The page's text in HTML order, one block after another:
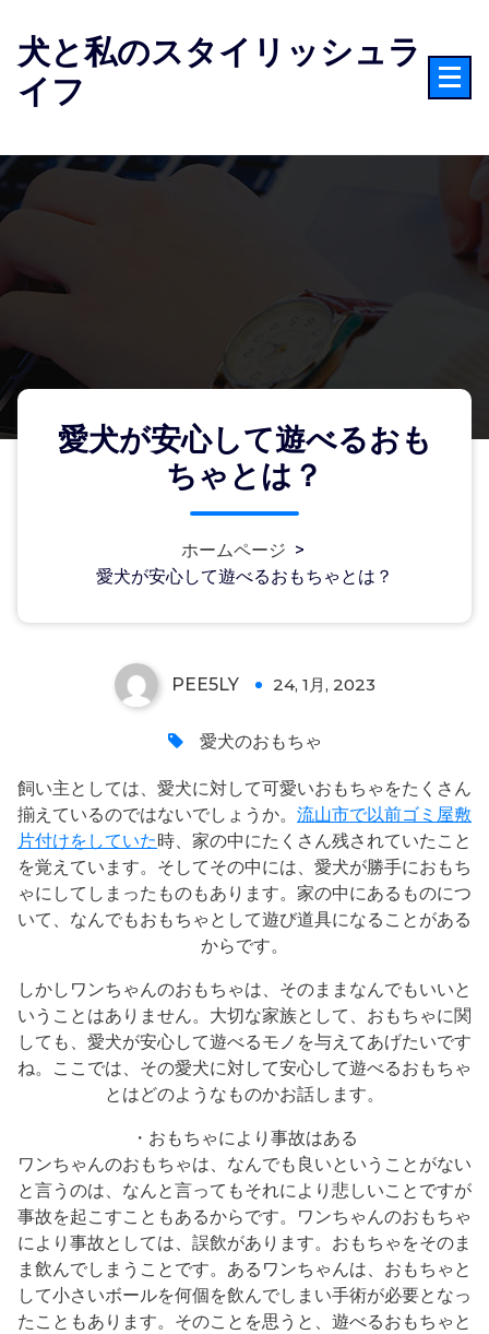
ス
ッ
犬と私のスタイリッシュラ
イフ
愛犬が安心して遊べるおも
ちゃとは？
ホームページ >
愛犬が安心して遊べるおもちゃとは？
愛犬が安心して遊べるおもちゃと
は？
PEE5LY 24, 1月, 2023
愛犬のおもちゃ
飼い主としては、愛犬に対して可愛いおもちゃをたくさん
揃えているのではないでしょうか。 流山市で以前ゴミ屋敷
片付けをしていた時、家の中にたくさん残されていたこと
を覚えています。そしてその中には、愛犬が勝手におもち
ゃにしてしまったものもあります。家の中にあるものにつ
いて、なんでもおもちゃとして遊び道具になることがある
からです。
しかしワンちゃんのおもちゃは、そのままなんでもいいと
いうことはありません。大切な家族として、おもちゃに関
しても、愛犬が安心して遊べるモノを与えてあげたいです
ね。ここでは、その愛犬に対して安心して遊べるおもちゃ
とはどのようなものかお話します。
・おもちゃにより事故はある
ワンちゃんのおもちゃは、なんでも良いということがない
と言うのは、なんと言ってもそれにより悲しいことですが
事故を起こすこともあるからです。ワンちゃんのおもちゃ
により事故としては、誤飲があります。おもちゃをそのま
ま飲んでしまうことです。あるワンちゃんは、おもちゃと
して小さいボールを何個を飲んでしまい手術が必要となっ
たこともあります。そのことを思うと、遊べるおもちゃと